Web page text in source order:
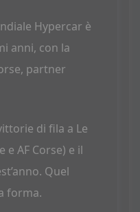
Hypercar è
anni, con la
partner
di fila a Le
AF Corse) e il
Quel
forma.